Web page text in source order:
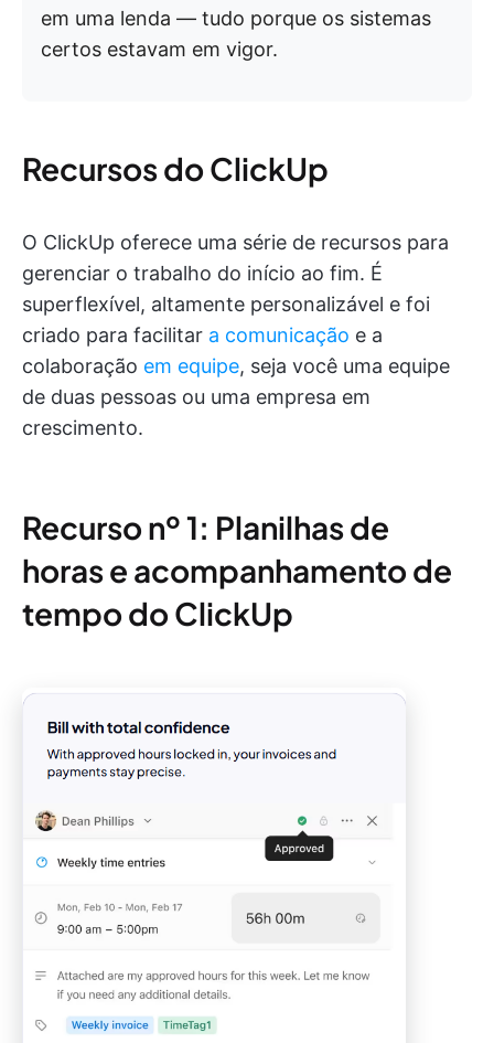
em uma lenda — tudo porque os sistemas
certos estavam em vigor.
Recursos do ClickUp
O ClickUp oferece uma série de recursos para
gerenciar o trabalho do início ao fim. É
superflexível, altamente personalizável e foi
criado para facilitar a comunicação e a
colaboração em equipe, seja você uma equipe
de duas pessoas ou uma empresa em
crescimento.
Recurso nº 1: Planilhas de
horas e acompanhamento de
tempo do ClickUp